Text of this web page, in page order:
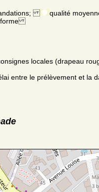
qualité
locales (drapeau
entre le prélèvement et la